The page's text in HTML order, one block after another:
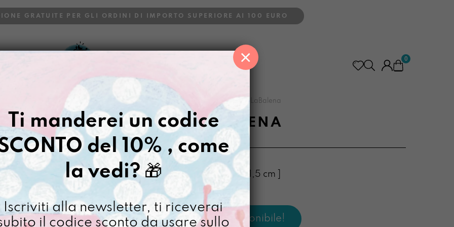
GRATUITE PER GLI ORDINI DI IMPORTO SUPERIORE AI 100 EURO
0
Gazpacho >ReAstù LaBalena
REASTÙ LABALENA
€22,00
[ Astuccio Astuccio: 22 x 10 x 1,5 cm ]
Non disponibile al momento
Ti manderei un codice
del 10% , come
la vedi?🎁
Iscriviti alla newsletter, ti riceverai
il codice sconto da usare sullo
×